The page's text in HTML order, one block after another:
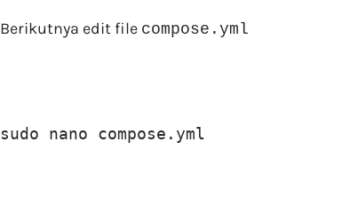
Berikutnya edit file compose.yml
sudo nano compose.yml